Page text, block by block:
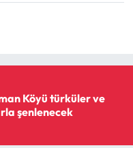
Köyü türküler ve
şenlenecek